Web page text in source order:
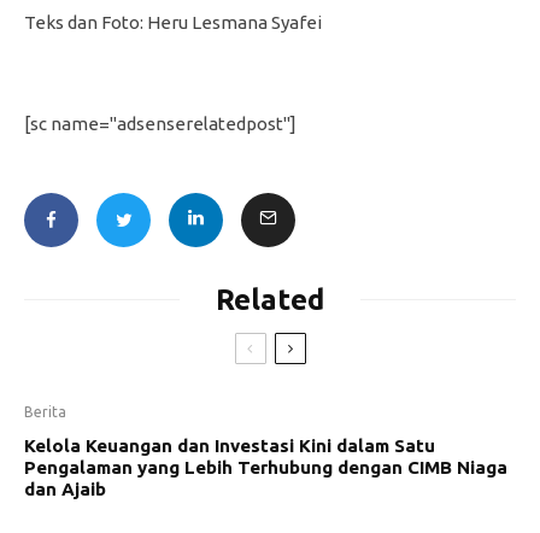
Teks dan Foto: Heru Lesmana Syafei
[sc name="adsenserelatedpost"]
Related
Berita
Kelola Keuangan dan Investasi Kini dalam Satu
Pengalaman yang Lebih Terhubung dengan CIMB Niaga
dan Ajaib